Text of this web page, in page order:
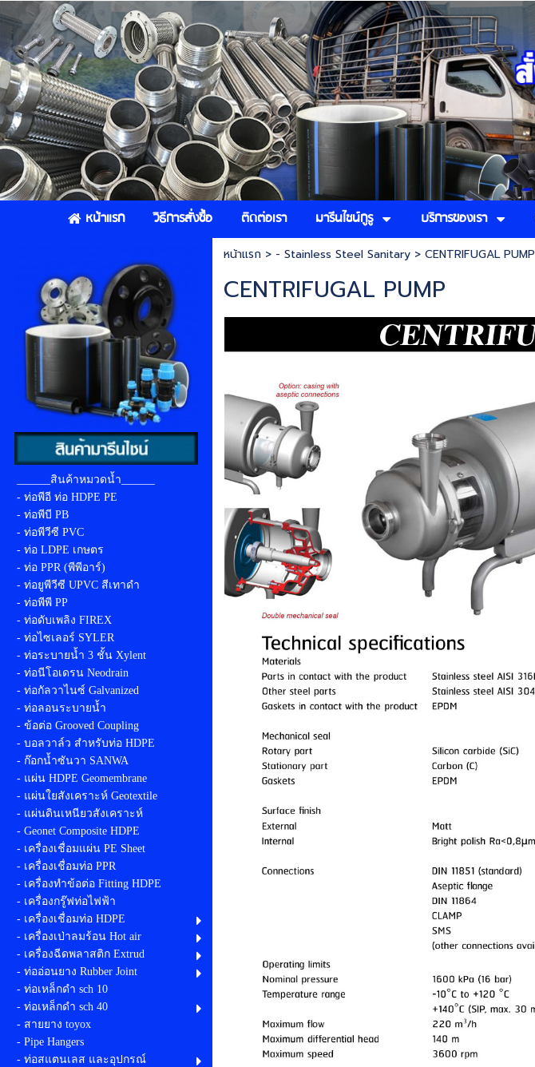
หน้าแรก วิธีการสั่งซื้อ ติดต่อเรา มารีนไชน์กูรู บริการของเรา
______สินค้าหมวดน้ำ______
- ท่อพีอี ท่อ HDPE PE
- ท่อพีบี PB
- ท่อพีวีซี PVC
- ท่อ LDPE เกษตร
- ท่อ PPR (พีพีอาร์)
- ท่อยูพีวีซี UPVC สีเทาดำ
- ท่อพีพี PP
- ท่อดับเพลิง FIREX
- ท่อไซเลอร์ SYLER
- ท่อระบายน้ำ 3 ชั้น Xylent
- ท่อนีโอเดรน Neodrain
- ท่อกัลวาไนซ์ Galvanized
- ท่อลอนระบายน้ำ
- ข้อต่อ Grooved Coupling
- บอลวาล์ว สำหรับท่อ HDPE
- ก๊อกน้ำซันวา SANWA
- แผ่น HDPE Geomembrane
- แผ่นใยสังเคราะห์ Geotextile
- แผ่นดินเหนียวสังเคราะห์
- Geonet Composite HDPE
- เครื่องเชื่อมแผ่น PE Sheet
- เครื่องเชื่อมท่อ PPR
- เครื่องทำข้อต่อ Fitting HDPE
- เครื่องกรู๊ฟท่อไฟฟ้า
- เครื่องเชื่อมท่อ HDPE
- เครื่องเป่าลมร้อน Hot air
- เครื่องฉีดพลาสติก Extrud
- ท่ออ่อนยาง Rubber Joint
- ท่อเหล็กดำ sch 10
- ท่อเหล็กดำ sch 40
- สายยาง toyox
- Pipe Hangers
- ท่อสแตนเลส และอุปกรณ์
หน้าแรก> - Stainless Steel Sanitary> CENTRIFUGAL PUMP
CENTRIFUGAL PUMP